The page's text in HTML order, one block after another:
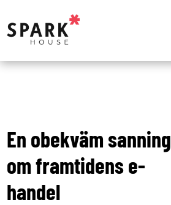
En obekväm sanning
om framtidens e-
handel